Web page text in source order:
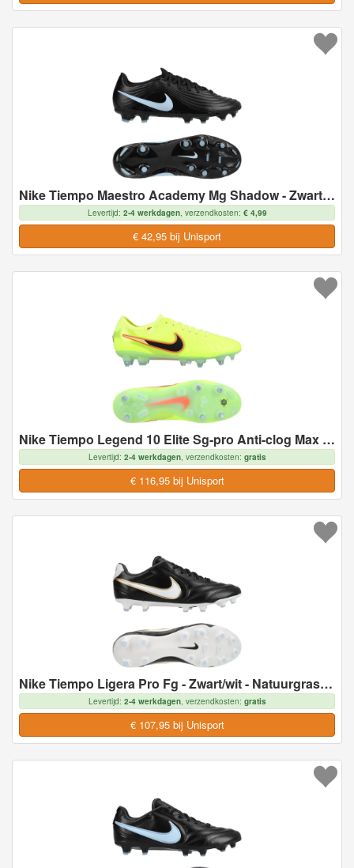
Nike Tiempo Maestro Academy Mg Shadow - Zwart/blauw - Multi Ground (Mg), maat 47½
Levertijd: 2-4 werkdagen, verzendkosten: € 4,99
€ 42,95 bij Unisport
Nike Tiempo Legend 10 Elite Sg-pro Anti-clog Max Voltage - Neon/zwart - Soft Ground (Sg), maat 40½
Levertijd: 2-4 werkdagen, verzendkosten: gratis
€ 116,95 bij Unisport
Nike Tiempo Ligera Pro Fg - Zwart/wit - Natuurgras (Fg), maat 44
Levertijd: 2-4 werkdagen, verzendkosten: gratis
€ 107,95 bij Unisport